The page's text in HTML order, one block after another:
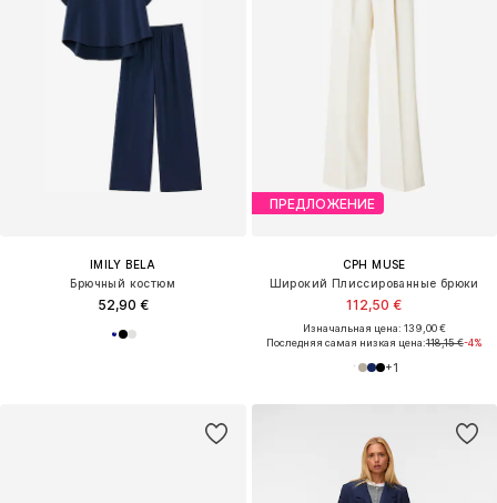
IMILY BELA
Брючный костюм
52,90 €
ПРЕДЛОЖЕНИЕ
CPH MUSE
Широкий Плиссированные брюки
112,50 €
Изначальная цена: 139,00 €
Последняя самая низкая цена:118,15 €-4%
+1